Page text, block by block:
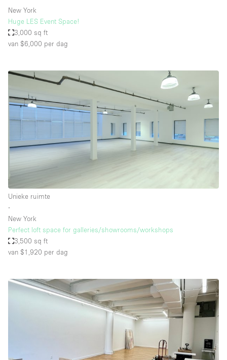
New York
Huge LES Event Space!
3,000 sq ft
van $6,000 per dag
Unieke ruimte
∙
New York
Perfect loft space for galleries/showrooms/workshops
3,500 sq ft
van $1,920 per dag